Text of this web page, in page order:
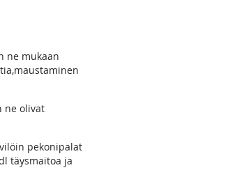
ne mukaan
ne olivat
pekonipalat
täysmaitoa ja